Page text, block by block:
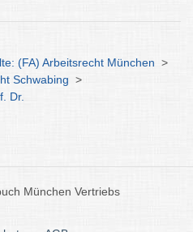
(FA) Arbeitsrecht München >
Schwabing >
Dr.
München Vertriebs